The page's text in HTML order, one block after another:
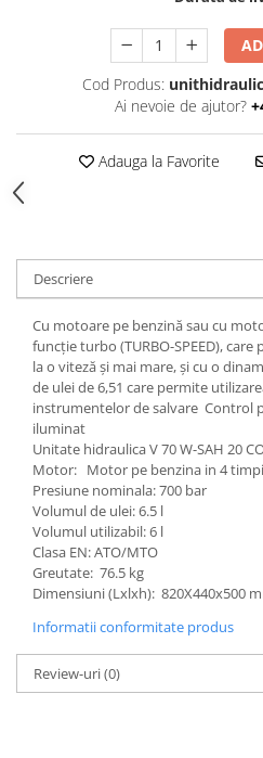
Cod Produs:
Ai nevoie de ajutor?
Adauga la Favorite
Descriere
Cu motoare pe benzină sau cu
funcție turbo (TURBO-SPEED),
la o viteză și mai mare, și cu o
de ulei de 6,51 care permite
instrumentelor de salvare Control
iluminat
Unitate hidraulica V 70 W-SAH 20
Motor: Motor pe benzina in 4
Presiune nominala: 700 bar
Volumul de ulei: 6.5 l
Volumul utilizabil: 6 l
Clasa EN: ATO/MTO
Greutate: 76.5 kg
Dimensiuni (Lxlxh): 820X440x500
Informatii conformitate produs
Review-uri(0)